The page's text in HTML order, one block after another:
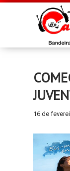
16 de